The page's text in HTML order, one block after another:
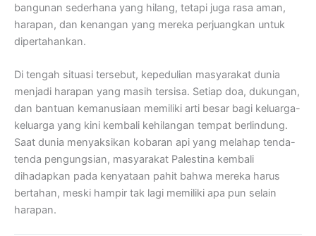
bangunan sederhana yang hilang, tetapi juga rasa aman,
harapan, dan kenangan yang mereka perjuangkan untuk
dipertahankan.
Di tengah situasi tersebut, kepedulian masyarakat dunia
menjadi harapan yang masih tersisa. Setiap doa, dukungan,
dan bantuan kemanusiaan memiliki arti besar bagi keluarga-
keluarga yang kini kembali kehilangan tempat berlindung.
Saat dunia menyaksikan kobaran api yang melahap tenda-
tenda pengungsian, masyarakat Palestina kembali
dihadapkan pada kenyataan pahit bahwa mereka harus
bertahan, meski hampir tak lagi memiliki apa pun selain
harapan.